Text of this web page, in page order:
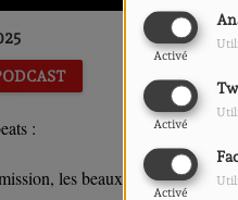
Activé
Activé
Activé
:
les beaux moqueurs